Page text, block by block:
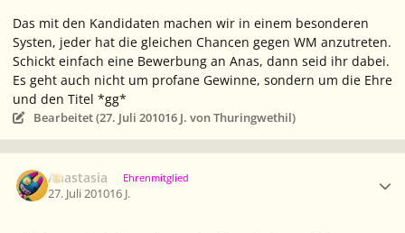
Das mit den Kandidaten machen wir in einem besonderen
Systen, jeder hat die gleichen Chancen gegen WM anzutreten.
Schickt einfach eine Bewerbung an Anas, dann seid ihr dabei.
Es geht auch nicht um profane Gewinne, sondern um die Ehre
und den Titel *gg*
Bearbeitet (27. Juli 201016 J. von Thuringwethil)
Anastasia Ehrenmitglied
27. Juli 201016 J.